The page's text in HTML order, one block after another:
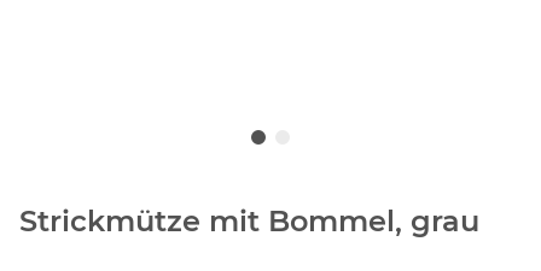
Strickmütze mit Bommel, grau